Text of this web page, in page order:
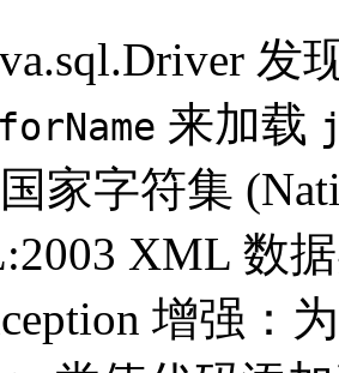
发
来加载
家字符集
XML 数
增强：